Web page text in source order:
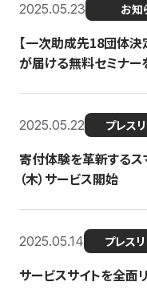
2025.05.23 お知
【一次助成先18団体
が届ける無料セミナー
2025.05.22 プレス
寄付体験を革新するス
（木）サービス開始
2025.05.14 プレス
サービスサイトを全面